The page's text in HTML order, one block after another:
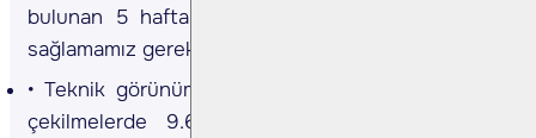
bulunan 5 haftalık ortalamanın üzerinde kalıcılık
sağlamamız gerekiyor
Teknik görünüme baktığımızda, gün içinde geri
çekilmelerde 9.618 - 9.580 - 9.480 destek